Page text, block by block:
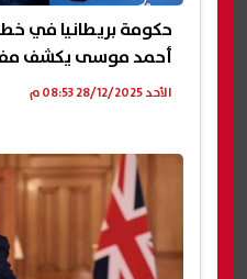
حكومة بريطانيا في
أحمد موسى يكشف
الأحد 28/12/2025 08:53 م